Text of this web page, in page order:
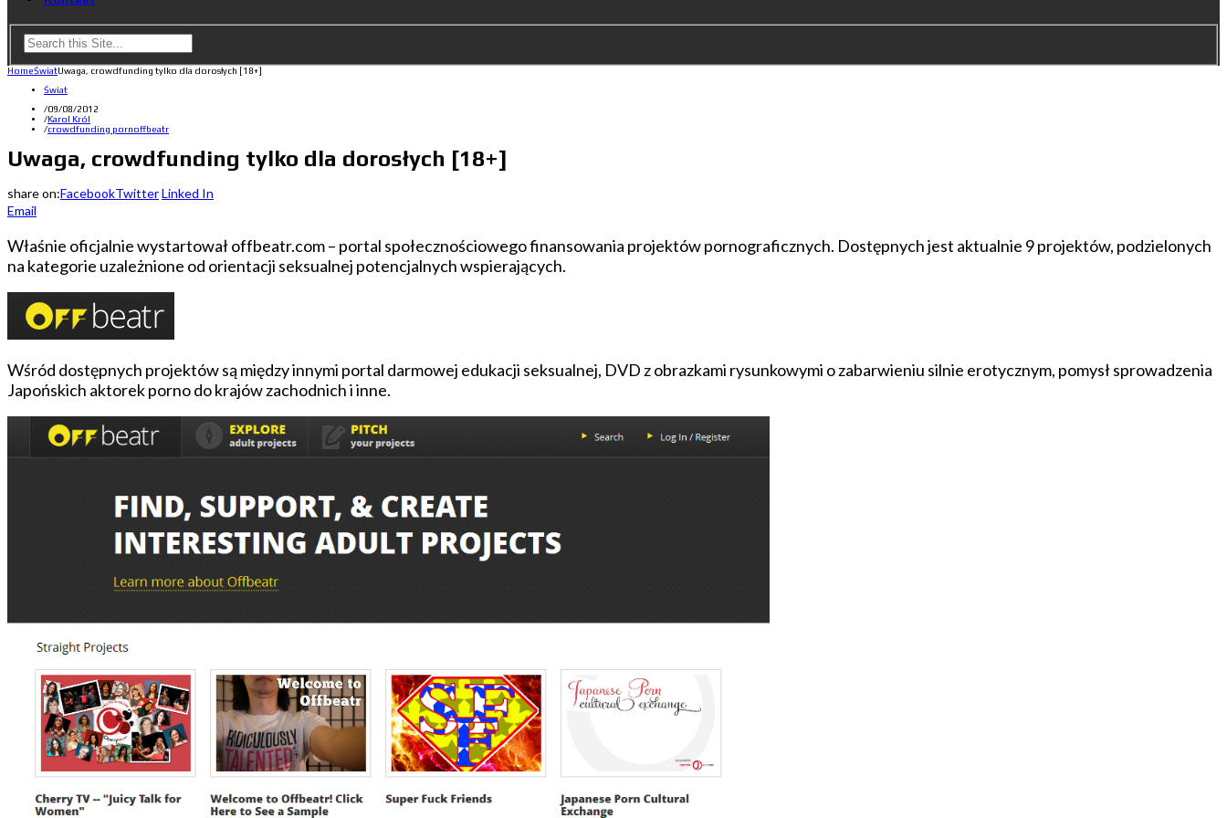
HomeŚwiatUwaga, crowdfunding tylko dla dorosłych [18+]
Świat
/09/08/2012
/Karol Król
/crowdfunding pornoffbeatr
Uwaga, crowdfunding tylko dla dorosłych [18+]
share on:FacebookTwitterLinked In
Email
Właśnie oficjalnie wystartował offbeatr.com – portal społecznościowego finansowania projektów pornograficznych. Dostępnych jest aktualnie 9 projektów, podzielonych
na kategorie uzależnione od orientacji seksualnej potencjalnych wspierających.
Wśród dostępnych projektów są między innymi portal darmowej edukacji seksualnej, DVD z obrazkami rysunkowymi o zabarwieniu silnie erotycznym, pomysł sprowadzenia
Japońskich aktorek porno do krajów zachodnich i inne.